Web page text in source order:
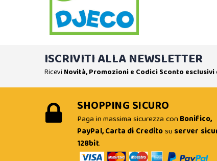
ISCRIVITI ALLA NEWSLETTER
Ricevi Novità, Promozioni e Codici Sconto esclusivi
SHOPPING SICURO
Paga in massima sicurezza con Bonifico,
PayPal, Carta di Creditosu server
128bit.